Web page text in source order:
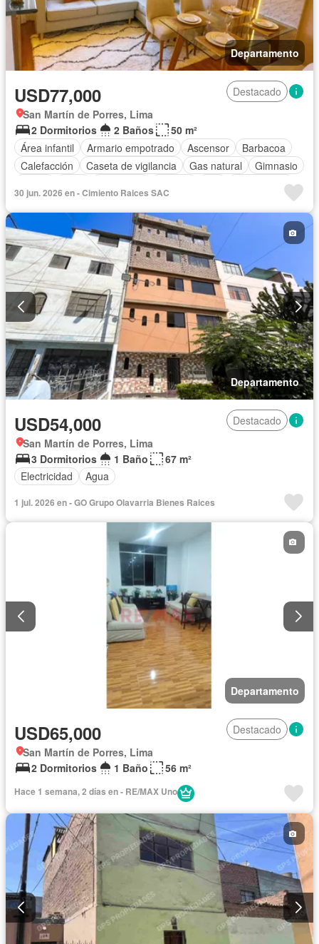
Departamento
USD77,000
Destacado
San Martín de Porres, Lima
2 Dormitorios
2 Baños
50 m²
Área infantil
Armario empotrado Ascensor
Barbacoa
Calefacción
Caseta de vigilancia Gas natural
Gimnasio
Sin amoblar
30 jun. 2026 en - Cimiento Raices SAC
Departamento
USD54,000
Destacado
San Martín de Porres, Lima
3 Dormitorios
1 Baño
67 m²
Electricidad
Agua
1 jul. 2026 en - GO Grupo Olavarria Bienes Raices
Departamento
USD65,000
Destacado
San Martín de Porres, Lima
2 Dormitorios
1 Baño 56 m²
Hace 1 semana, 2 días en - RE/MAX Uno